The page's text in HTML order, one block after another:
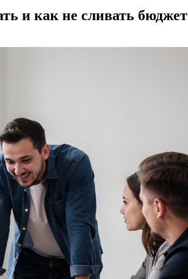
и как не сливать бюджет